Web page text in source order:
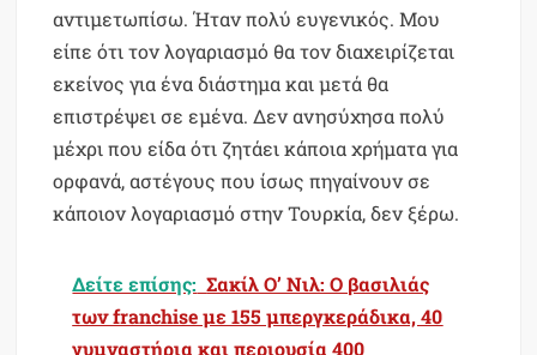
αντιμετωπίσω. Ήταν πολύ ευγενικός. Μου
είπε ότι τον λογαριασμό θα τον διαχειρίζεται
εκείνος για ένα διάστημα και μετά θα
επιστρέψει σε εμένα. Δεν ανησύχησα πολύ
μέχρι που είδα ότι ζητάει κάποια χρήματα για
ορφανά, αστέγους που ίσως πηγαίνουν σε
κάποιον λογαριασμό στην Τουρκία, δεν ξέρω.
Δείτε επίσης: Σακίλ O’ Νιλ: Ο βασιλιάς
των franchise με 155 μπεργκεράδικα, 40
γυμναστήρια και περιουσία 400